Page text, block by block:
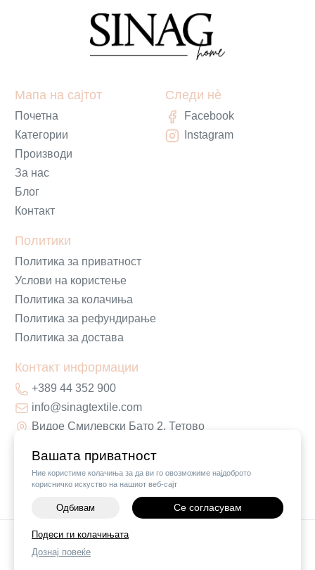
Вашата приватност
Ние користиме колачиња за да ви го овозможиме најдоброто
корисничко искуство на нашиот веб-сајт
Одбивам Се согласувам
Подеси ги колачињата
Дознај повеќе
+
Мапа на сајтот
Почетна
Категории
Производи
За нас
Блог
Контакт
Политики
Политика за приватност
Услови на користење
Политика за колачиња
Политика за рефундирање
Политика за достава
Контакт информации
+389 44 352 900
info@sinagtextile.com
Видое Смилевски Бато 2, Тетово
Следи нè
Facebook
Instagram
©2026Vendor x
Поставки за колачиња